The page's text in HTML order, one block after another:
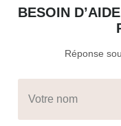
BESOIN
Réponse